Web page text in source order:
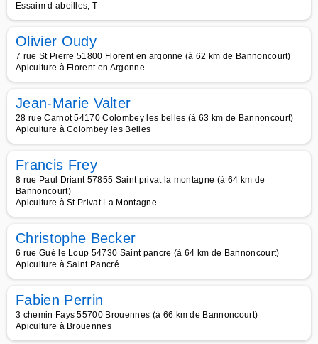
Essaim d abeilles, T
Olivier Oudy
7 rue St Pierre 51800 Florent en argonne (à 62 km de Bannoncourt)
Apiculture à Florent en Argonne
Jean-Marie Valter
28 rue Carnot 54170 Colombey les belles (à 63 km de Bannoncourt)
Apiculture à Colombey les Belles
Francis Frey
8 rue Paul Driant 57855 Saint privat la montagne (à 64 km de
Bannoncourt)
Apiculture à St Privat La Montagne
Christophe Becker
6 rue Gué le Loup 54730 Saint pancre (à 64 km de Bannoncourt)
Apiculture à Saint Pancré
Fabien Perrin
3 chemin Fays 55700 Brouennes (à 66 km de Bannoncourt)
Apiculture à Brouennes